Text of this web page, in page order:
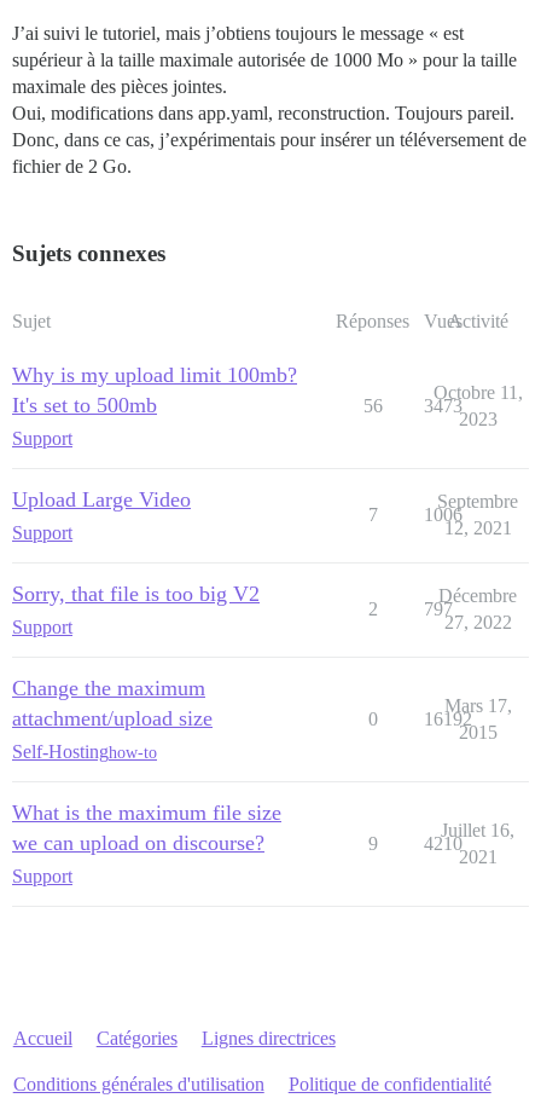
J’ai suivi le tutoriel, mais j’obtiens toujours le message « est
supérieur à la taille maximale autorisée de 1000 Mo » pour la taille
maximale des pièces jointes.
Oui, modifications dans app.yaml, reconstruction. Toujours pareil.
Donc, dans ce cas, j’expérimentais pour insérer un téléversement de
fichier de 2 Go.
Sujets connexes
Sujet Réponses VuesActivité
Why is my upload limit 100mb?
It's set to 500mb
Support
56 3473
Octobre 11,
2023
Upload Large Video
Support
7 1006
Septembre
12, 2021
Sorry, that file is too big V2
Support
2 797
Décembre
27, 2022
Change the maximum
attachment/upload size
Self-Hostinghow-to
0 16192
Mars 17,
2015
What is the maximum file size
we can upload on discourse?
Support
9 4210
Juillet 16,
2021
Accueil Catégories Lignes directrices
Conditions générales d'utilisation Politique de confidentialité